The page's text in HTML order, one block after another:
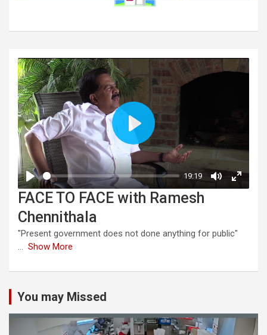
FACE TO FACE with Ramesh
Chennithala
"Present government does not done anything for public"
... Show More
You may Missed